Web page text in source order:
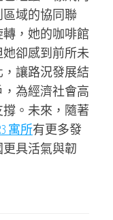
域的協同聯
，她的咖啡館
卻感到前所未
讓路況發展結
為經濟社會高
。未來，隨著
寓所有更多發
具活氣與韌